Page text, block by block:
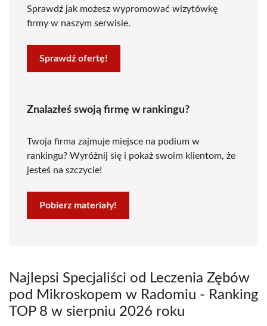
Sprawdź jak możesz wypromować wizytówkę
firmy w naszym serwisie.
Sprawdź ofertę!
Znalazłeś swoją firmę w rankingu?
Twoja firma zajmuje miejsce na podium w
rankingu? Wyróżnij się i pokaż swoim klientom, że
jesteś na szczycie!
Pobierz materiały!
Najlepsi Specjaliści od Leczenia Zębów
pod Mikroskopem w Radomiu - Ranking
TOP 8 w sierpniu 2026 roku